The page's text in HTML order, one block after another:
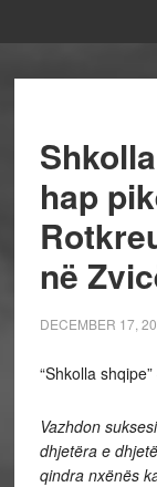
hap
në
DECEMBER 17,
“Shkolla
Vazhdon
dhjetëra e
qindra nxënës